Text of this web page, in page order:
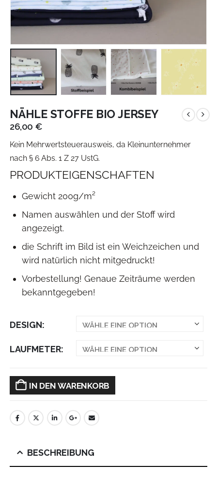
NÄHLE STOFFE BIO JERSEY
26,00 €
Kein Mehrwertsteuerausweis, da Kleinunternehmer
nach § 6 Abs. 1 Z 27 UstG.
PRODUKTEIGENSCHAFTEN
Gewicht 200g/m²
Namen auswählen und der Stoff wird
angezeigt.
die Schrift im Bild ist ein Weichzeichen und
wird natürlich nicht mitgedruckt!
Vorbestellung! Genaue Zeiträume werden
bekanntgegeben!
DESIGN
LAUFMETER
IN DEN WARENKORB
BESCHREIBUNG